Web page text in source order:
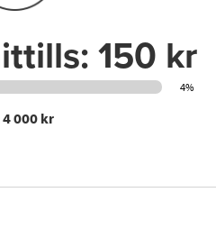
n
150 kr
4%
4 000 kr